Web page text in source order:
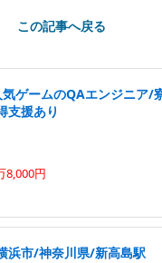
この記事へ戻る
ゲームのQAエンジニア/
支援あり
8,000円
浜市/神奈川県/新高島駅